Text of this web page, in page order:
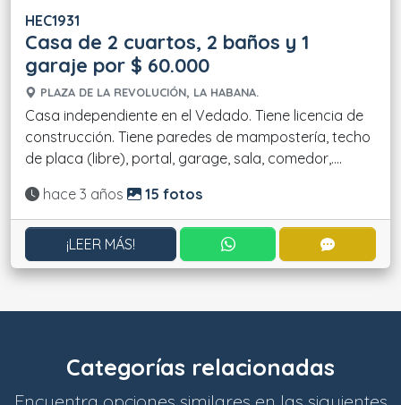
HEC1931
Casa de 2 cuartos, 2 baños y 1
garaje por $ 60.000
PLAZA DE LA REVOLUCIÓN, LA HABANA.
Casa independiente en el Vedado. Tiene licencia de
construcción. Tiene paredes de mampostería, techo
de placa (libre), portal, garage, sala, comedor,....
Actualizado:
hace 3 años 15 fotos
¡LEER MÁS! CONTACTAR POR
Categorías relacionadas